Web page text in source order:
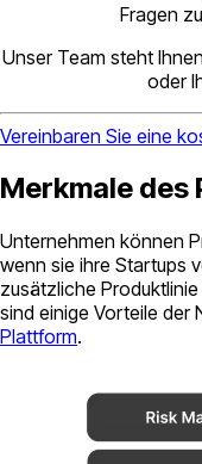
Fragen
Unser Team steht
oder
Vereinbaren Sie eine
Merkmale des
Unternehmen können
wenn sie ihre Startups
zusätzliche
sind einige Vorteile der
Plattform.